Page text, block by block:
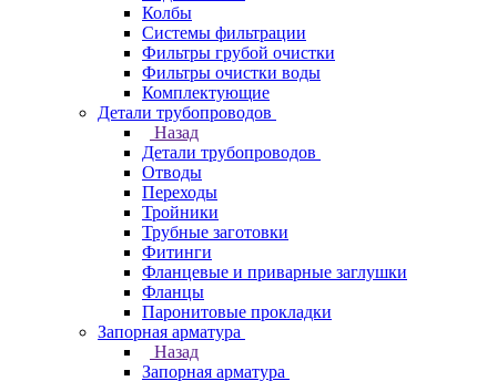
Колбы
Системы фильтрации
Фильтры грубой очистки
Фильтры очистки воды
Комплектующие
Детали трубопроводов
Назад
Детали трубопроводов
Отводы
Переходы
Тройники
Трубные заготовки
Фитинги
Фланцевые и приварные заглушки
Фланцы
Паронитовые прокладки
Запорная арматура
Назад
Запорная арматура